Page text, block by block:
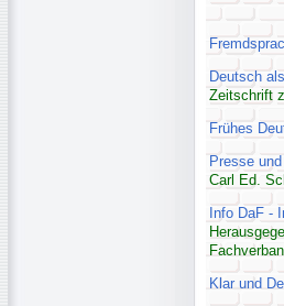
Deutsch
Zeitschrift
Frühes
Presse
Carl Ed.
Info DaF -
Klar und